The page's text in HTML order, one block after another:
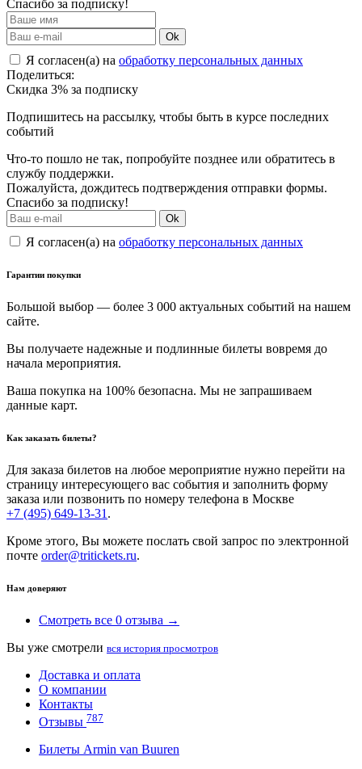
Спасибо за подписку!
Ok
Я согласен(а) на обработку персональных данных
Поделиться:
Скидка 3% за подписку
Подпишитесь на рассылку, чтобы быть в курсе последних
событий
Что-то пошло не так, попробуйте позднее или обратитесь в
службу поддержки.
Пожалуйста, дождитесь подтверждения отправки формы.
Спасибо за подписку!
Ok
Я согласен(а) на обработку персональных данных
Гарантии покупки
Большой выбор — более 3 000 актуальных событий на нашем
сайте.
Вы получаете надежные и подлинные билеты вовремя до
начала мероприятия.
Ваша покупка на 100% безопасна. Мы не запрашиваем
данные карт.
Как заказать билеты?
Для заказа билетов на любое мероприятие нужно перейти на
страницу интересующего вас события и заполнить форму
заказа или позвонить по номеру телефона в Москве
+7 (495) 649-13-31 .
Кроме этого, Вы можете послать свой запрос по электронной
почте order@tritickets.ru.
Нам доверяют
Смотреть все 0 отзыва →
Вы уже смотрели вся история просмотров
Доставка и оплата
О компании
Контакты
Отзывы 787
Билеты Armin van Buuren